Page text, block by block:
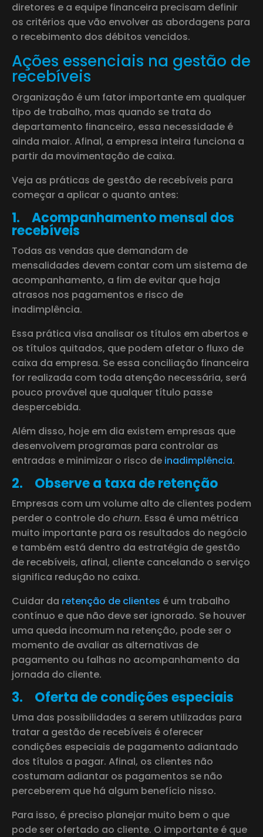
diretores e a equipe financeira precisam definir
os critérios que vão envolver as abordagens para
o recebimento dos débitos vencidos.
Ações essenciais na gestão de
recebíveis
Organização é um fator importante em qualquer
tipo de trabalho, mas quando se trata do
departamento financeiro, essa necessidade é
ainda maior. Afinal, a empresa inteira funciona a
partir da movimentação de caixa.
Veja as práticas de gestão de recebíveis para
começar a aplicar o quanto antes:
1. Acompanhamento mensal dos
recebíveis
Todas as vendas que demandam de
mensalidades devem contar com um sistema de
acompanhamento, a fim de evitar que haja
atrasos nos pagamentos e risco de
inadimplência.
Essa prática visa analisar os títulos em abertos e
os títulos quitados, que podem afetar o fluxo de
caixa da empresa. Se essa conciliação financeira
for realizada com toda atenção necessária, será
pouco provável que qualquer título passe
despercebida.
Além disso, hoje em dia existem empresas que
desenvolvem programas para controlar as
entradas e minimizar o risco de inadimplência.
2. Observe a taxa de retenção
Empresas com um volume alto de clientes podem
perder o controle do churn. Essa é uma métrica
muito importante para os resultados do negócio
e também está dentro da estratégia de gestão
de recebíveis, afinal, cliente cancelando o serviço
significa redução no caixa.
Cuidar da retenção de clientes é um trabalho
contínuo e que não deve ser ignorado. Se houver
uma queda incomum na retenção, pode ser o
momento de avaliar as alternativas de
pagamento ou falhas no acompanhamento da
jornada do cliente.
3. Oferta de condições especiais
Uma das possibilidades a serem utilizadas para
tratar a gestão de recebíveis é oferecer
condições especiais de pagamento adiantado
dos títulos a pagar. Afinal, os clientes não
costumam adiantar os pagamentos se não
perceberem que há algum benefício nisso.
Para isso, é preciso planejar muito bem o que
pode ser ofertado ao cliente. O importante é que